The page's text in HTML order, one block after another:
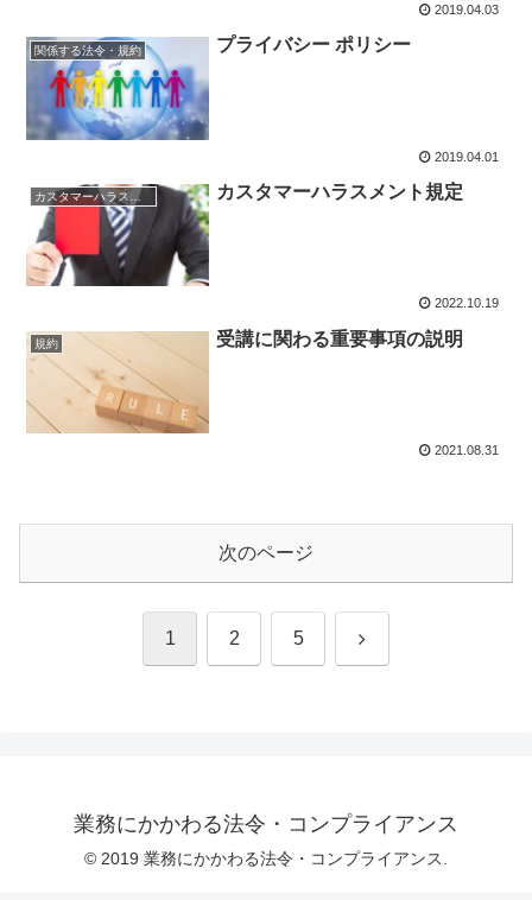
2019.04.03
関係する法令・規約 プライバシー ポリシー
2019.04.01
カスタマーハラスメント カスタマーハラスメント規定
2022.10.19
規約 受講に関わる重要事項の説明
2021.08.31
次のページ
1 2 5 次
業務にかかわる法令・コンプライアンス
© 2019 業務にかかわる法令・コンプライアンス.